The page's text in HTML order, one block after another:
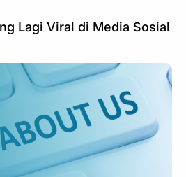
Lagi Viral di Media Sosial